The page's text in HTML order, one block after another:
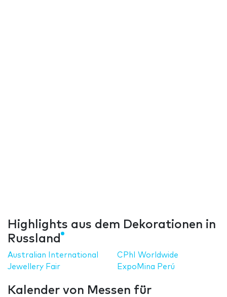
Highlights aus dem Dekorationen in
Russland
Australian International
Jewellery Fair
CPhI Worldwide
ExpoMina Perú
Kalender von Messen für